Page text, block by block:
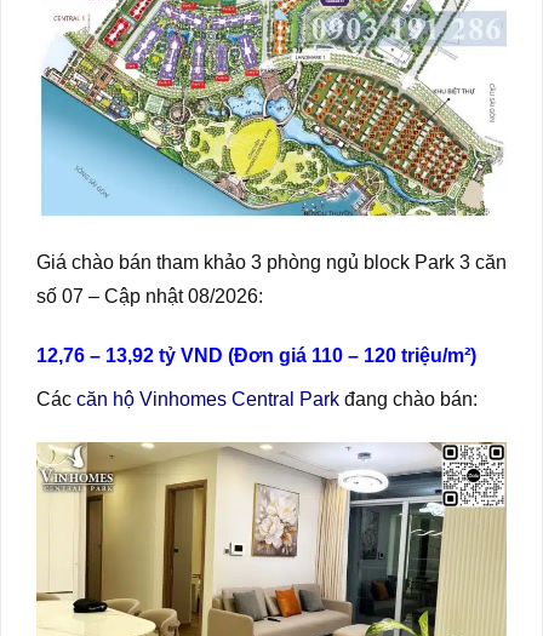
Giá chào bán tham khảo 3 phòng ngủ block Park 3 căn
số 07 – Cập nhật 08/2026:
12,76 – 13,92 tỷ VND (Đơn giá 110 – 120 triệu/m²)
Các căn hộ Vinhomes Central Park đang chào bán: